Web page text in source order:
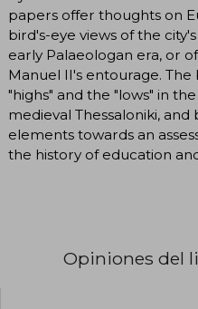
papers offer thoughts on
bird's-eye views of the
early Palaeologan era, or
Manuel II's entourage.
"highs" and the "lows" in
medieval Thessaloniki,
elements towards an
the history of education
Opiniones del